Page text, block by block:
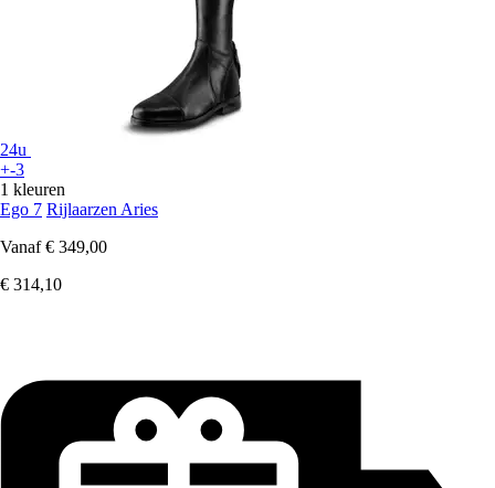
24u
+-3
1 kleuren
Ego 7 Rijlaarzen Aries
Vanaf € 349,00
€ 314,10